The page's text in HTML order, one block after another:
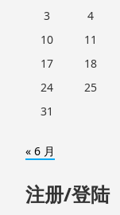
3
4
10
11
17
18
24
25
31
« 6 月
注册/登陆